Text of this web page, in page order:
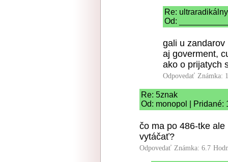
Re:
Od:
gali u
aj goverment,
ako o prijatych
Odpovedať Známka:
Re: 5znak
Od: monopol | Pridané:
čo ma po 486-tke
vytáčať?
Odpovedať Známka: 6.7